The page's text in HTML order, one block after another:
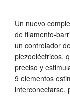
Precios
Descargas
Tutorials
Un nuevo
de filamento-
un controlador
piezoeléctricos,
preciso y
9 elementos
interconectarse,